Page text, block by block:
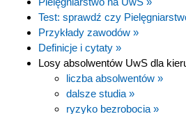
Test: sprawdź czy
Przykłady zawodów »
Definicje i cytaty »
Losy absolwentów UwS dla
liczba absolwentów »
dalsze studia »
ryzyko bezrobocia »